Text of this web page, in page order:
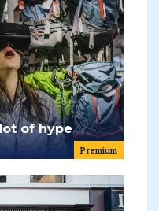
Premium
of hype